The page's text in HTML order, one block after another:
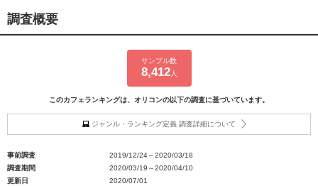
調査概要
サンプル数
8,412人
このカフェランキングは、オリコンの以下の調査に基づいています。
ジャンル・ランキング定義 調査詳細について
事前調査
2019/12/24～2020/03/18
調査期間
2020/03/19～2020/04/10
更新日
2020/07/01